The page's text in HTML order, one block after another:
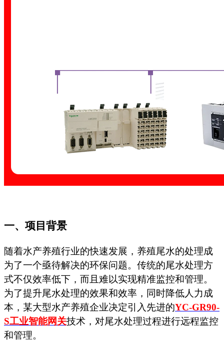
一、项目背景
随着水产养殖行业的快速发展，养殖尾水的处理成
为了一个亟待解决的环保问题。传统的尾水处理方
式不仅效率低下，而且难以实现精准监控和管理。
为了提升尾水处理的效果和效率，同时降低人力成
本，某大型水产养殖企业决定引入先进的YC-GR90-
S工业智能网关技术，对尾水处理过程进行远程监控
和管理。